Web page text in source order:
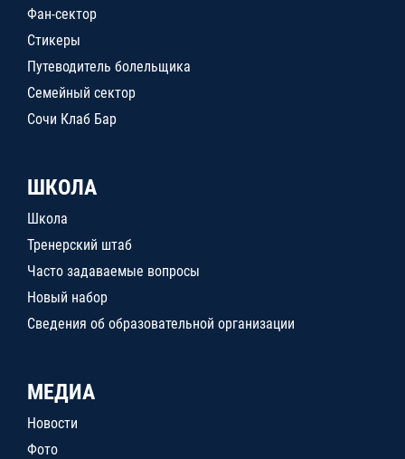
Фан-сектор
Стикеры
Путеводитель болельщика
Семейный сектор
Сочи Клаб Бар
ШКОЛА
Школа
Тренерский штаб
Часто задаваемые вопросы
Новый набор
Сведения об образовательной организации
МЕДИА
Новости
Фото